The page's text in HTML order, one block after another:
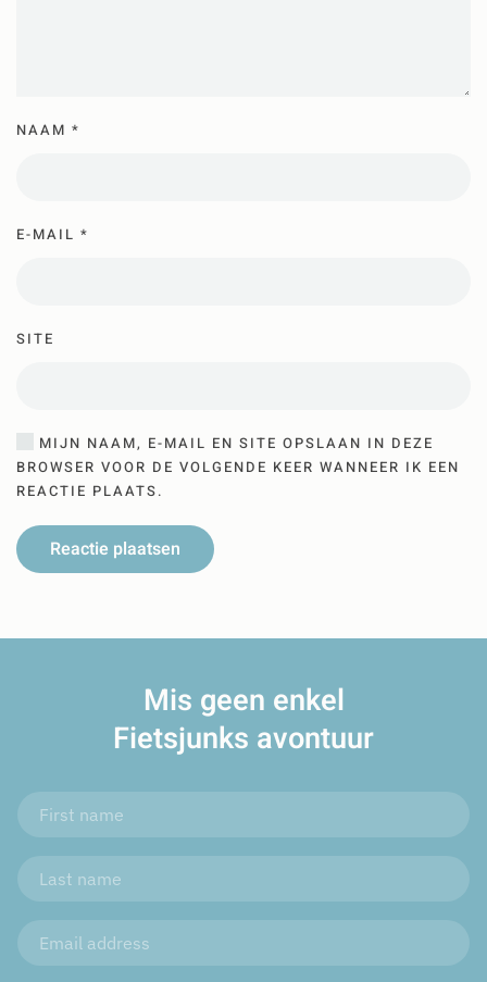
NAAM *
E-MAIL *
SITE
MIJN NAAM, E-MAIL EN SITE OPSLAAN IN DEZE
BROWSER VOOR DE VOLGENDE KEER WANNEER IK EEN
REACTIE PLAATS.
Reactie plaatsen
Mis geen enkel
Fietsjunks avontuur